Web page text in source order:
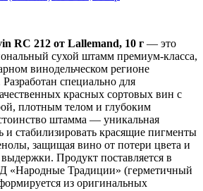
RC 212 от Lallemand, 10 г — это
сухой штамм премиум-класса,
винодельческом регионе
специально для
красных сортовых вин с
плотным телом и глубоким
штамма — уникальная
и стабилизировать красящие пигменты
защищая вино от потери цвета и
Продукт поставляется в
«Народные Традиции» (герметичный
из оригинальных